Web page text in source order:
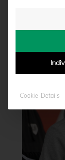
vonMoritz
Cookie-Details